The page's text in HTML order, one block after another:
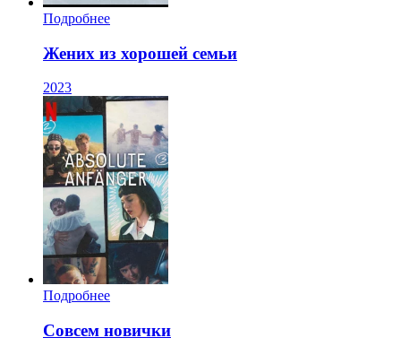
Подробнее
Жених из хорошей семьи
2023
Подробнее
Совсем новички